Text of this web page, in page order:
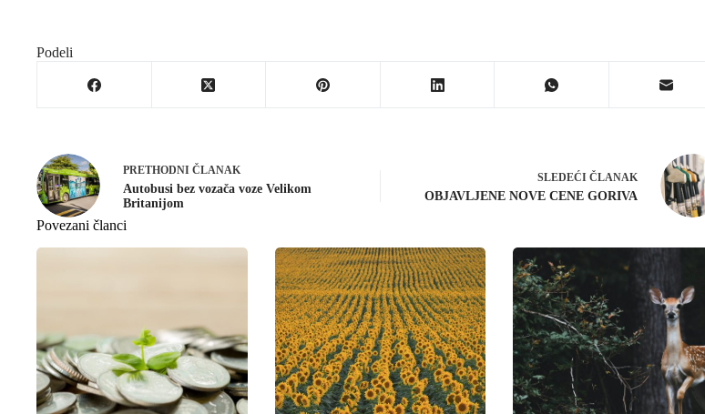
Podeli
PRETHODNI ČLANAK
Autobusi bez vozača voze Velikom
Britanijom
SLEDEĆI ČLANAK
OBJAVLJENE NOVE CENE GORIVA
Povezani članci